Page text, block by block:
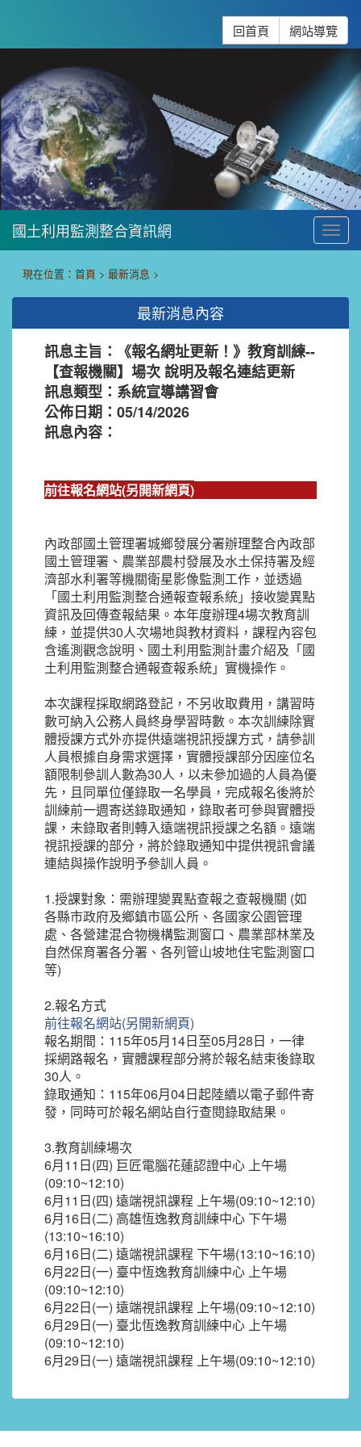
回首頁 網站導覽
國土利用監測整合資訊網
現在位置： 首頁 > 最新消息 >
最新消息內容
訊息主旨：《報名網址更新！》教育訓練--
【查報機關】場次 說明及報名連結更新
訊息類型：系統宣導講習會
公佈日期：05/14/2026
訊息內容：
前往報名網站(另開新網頁)
內政部國土管理署城鄉發展分署辦理整合內政部
國土管理署、農業部農村發展及水土保持署及經
濟部水利署等機關衛星影像監測工作，並透過
「國土利用監測整合通報查報系統」接收變異點
資訊及回傳查報結果。本年度辦理4場次教育訓
練，並提供30人次場地與教材資料，課程內容包
含遙測觀念說明、國土利用監測計畫介紹及「國
土利用監測整合通報查報系統」實機操作。
本次課程採取網路登記，不另收取費用，講習時
數可納入公務人員終身學習時數。本次訓練除實
體授課方式外亦提供遠端視訊授課方式，請參訓
人員根據自身需求選擇，實體授課部分因座位名
額限制參訓人數為30人，以未參加過的人員為優
先，且同單位僅錄取一名學員，完成報名後將於
訓練前一週寄送錄取通知，錄取者可參與實體授
課，未錄取者則轉入遠端視訊授課之名額。遠端
視訊授課的部分，將於錄取通知中提供視訊會議
連結與操作說明予參訓人員。
1.授課對象：需辦理變異點查報之查報機關 (如
各縣市政府及鄉鎮市區公所、各國家公園管理
處、各營建混合物機構監測窗口、農業部林業及
自然保育署各分署、各列管山坡地住宅監測窗口
等)
2.報名方式
前往報名網站(另開新網頁)
報名期間：115年05月14日至05月28日，一律
採網路報名，實體課程部分將於報名結束後錄取
30人。
錄取通知：115年06月04日起陸續以電子郵件寄
發，同時可於報名網站自行查閱錄取結果。
3.教育訓練場次
6月11日(四) 巨匠電腦花蓮認證中心 上午場
(09:10~12:10)
6月11日(四) 遠端視訊課程 上午場(09:10~12:10)
6月16日(二) 高雄恆逸教育訓練中心 下午場
(13:10~16:10)
6月16日(二) 遠端視訊課程 下午場(13:10~16:10)
6月22日(一) 臺中恆逸教育訓練中心 上午場
(09:10~12:10)
6月22日(一) 遠端視訊課程 上午場(09:10~12:10)
6月29日(一) 臺北恆逸教育訓練中心 上午場
(09:10~12:10)
6月29日(一) 遠端視訊課程 上午場(09:10~12:10)